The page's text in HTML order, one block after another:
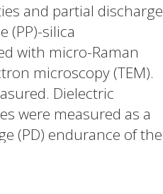
and partial discharge
(PP)-silica
with micro-Raman
microscopy (TEM).
Dielectric
were measured as a
(PD) endurance of the
a function of ac
optical microscopy.